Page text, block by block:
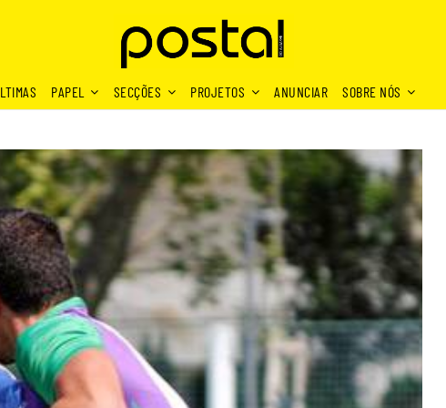
PAPEL SECÇÕES PROJETOS ANUNCIAR SOBRE NÓS